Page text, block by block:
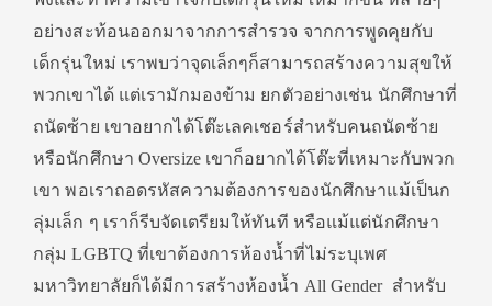
อย่างสะท้อนออกมาจากการสำรวจ จากการพูดคุยกับ
เด็กรุ่นใหม่ เราพบว่าจุดเล็กๆก็สามารถสร้างความสุขให้
พวกเขาได้ แต่เรามักมองข้าม ยกตัวอย่างเช่น นักศึกษาที่
ถนัดซ้าย เขาอยากได้โต๊ะเลคเชอร์สำหรับคนถนัดซ้าย
หรือนักศึกษา Oversize เขาก็อยากได้โต๊ะที่เหมาะกับพวก
เขา พอเราถอดรหัสความต้องการของนักศึกษาแม้เป็นก
ลุ่มเล็ก ๆ เราก็รีบจัดเตรียมให้ทันที หรือแม้แต่นักศึกษา
กลุ่ม LGBTQ ที่เขาต้องการห้องน้ำที่ไม่ระบุเพศ
มหาวิทยาลัยก็ได้มีการสร้างห้องน้ำ All Gender สำหรับ